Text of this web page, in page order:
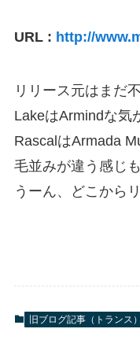
URL : http://
リリース元はまだ
LakeはArmindな気
RascalはArmada
毛並みが違う感じ
うーん、どこから
旧ブログ記事（トランス）